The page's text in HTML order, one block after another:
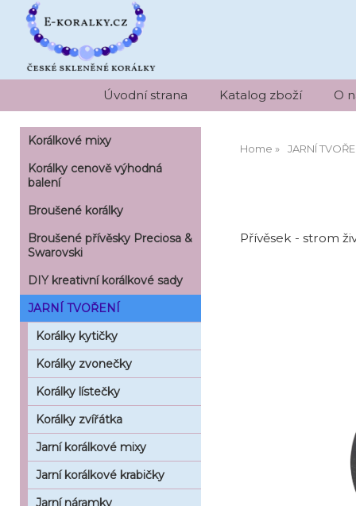
Úvodní strana Katalog zboží O
Home JARNÍ
Přívěsek - strom
Korálkové mixy
Korálky cenově výhodná
balení
Broušené korálky
Broušené přívěsky Preciosa &
Swarovski
DIY kreativní korálkové sady
JARNÍ TVOŘENÍ
Korálky kytičky
Korálky zvonečky
Korálky lístečky
Korálky zvířátka
Jarní korálkové mixy
Jarní korálkové krabičky
Jarní náramky